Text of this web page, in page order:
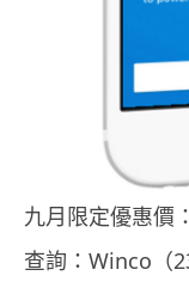
九月限定優惠價
查詢：Winco（